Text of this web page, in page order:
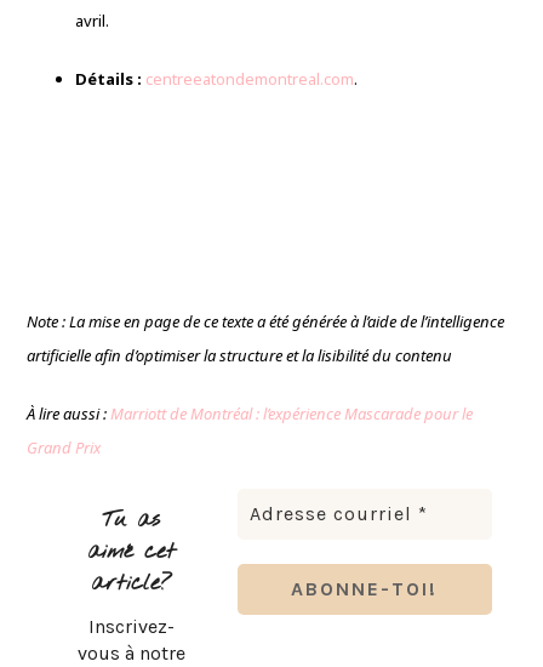
avril.
Détails : centreeatondemontreal.com.
Note : La mise en page de ce texte a été générée à l’aide de l’intelligence
artificielle afin d’optimiser la structure et la lisibilité du contenu
À lire aussi :Marriott de Montréal : l’expérience Mascarade pour le
Grand Prix
Tu as
aimé cet
article?
Inscrivez-
vous à notre